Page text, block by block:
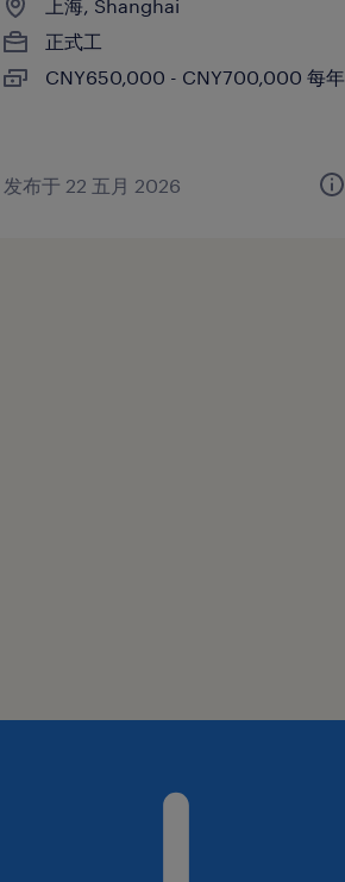
上海, Shanghai
正式工
CNY650,000 - CNY700,000 每年
发布于 22 五月 2026